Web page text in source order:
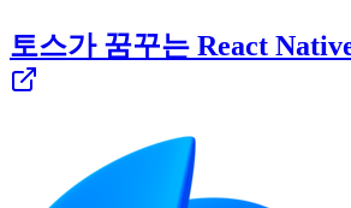
토스가 꿈꾸는 React